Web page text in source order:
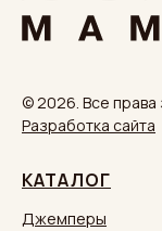
© 2026. Все права
Разработка сайта
КАТАЛОГ
Джемперы